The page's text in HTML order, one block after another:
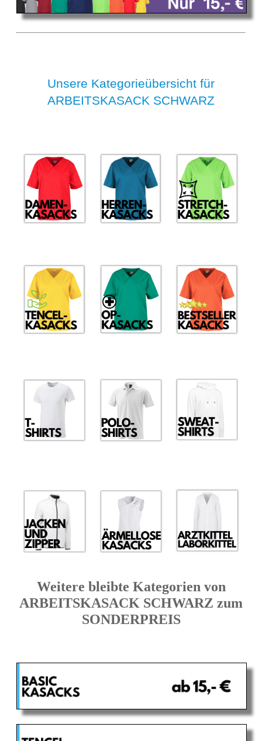
Unsere Kategorieübersicht für
ARBEITSKASACK SCHWARZ
Weitere bleibte Kategorien von
ARBEITSKASACK SCHWARZ zum
SONDERPREIS